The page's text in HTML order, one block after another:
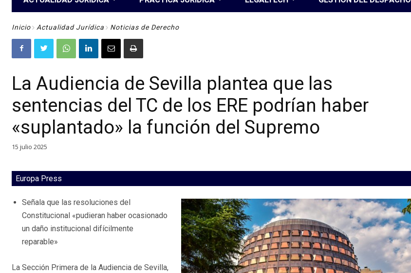
Inicio Actualidad Jurídica Noticias de Derecho
La Audiencia de Sevilla plantea que las
sentencias del TC de los ERE podrían haber
«suplantado» la función del Supremo
15 julio 2025
Europa Press
Señala que las resoluciones del
Constitucional «pudieran haber ocasionado
un daño institucional difícilmente
reparable»
La Sección Primera de la Audiencia de Sevilla,